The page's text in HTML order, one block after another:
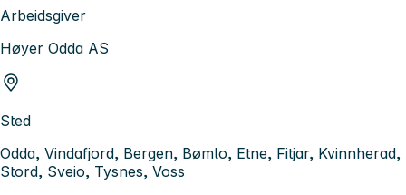
Arbeidsgiver
Høyer Odda AS
Sted
Odda, Vindafjord, Bergen, Bømlo, Etne, Fitjar, Kvinnherad,
Stord, Sveio, Tysnes, Voss